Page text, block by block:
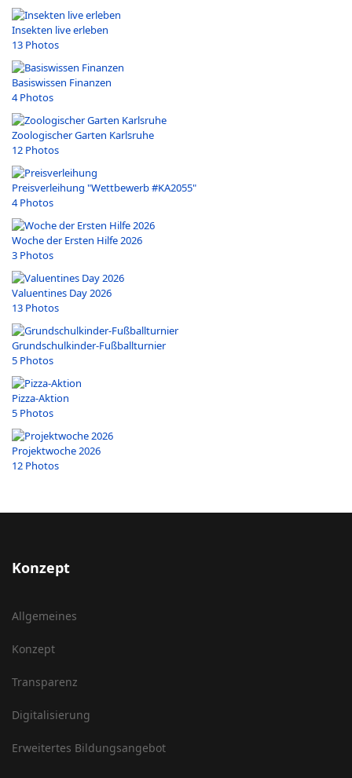
Insekten live erleben
13 Photos
Basiswissen Finanzen
4 Photos
Zoologischer Garten Karlsruhe
12 Photos
Preisverleihung "Wettbewerb #KA2055"
4 Photos
Woche der Ersten Hilfe 2026
3 Photos
Valuentines Day 2026
13 Photos
Grundschulkinder-Fußballturnier
5 Photos
Pizza-Aktion
5 Photos
Projektwoche 2026
12 Photos
Konzept
Allgemeines
Konzept
Transparenz
Digitalisierung
Erweitertes Bildungsangebot